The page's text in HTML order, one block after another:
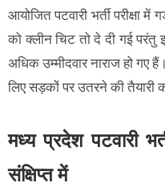
आयोजित पटवारी भर्ती परीक्षा
को क्लीन चिट तो दे दी गई परंतु
अधिक उम्मीदवार नाराज हो गए
लिए सड़कों पर उतरने की तैयारी
मध्य प्रदेश पटवारी
संक्षिप्त में